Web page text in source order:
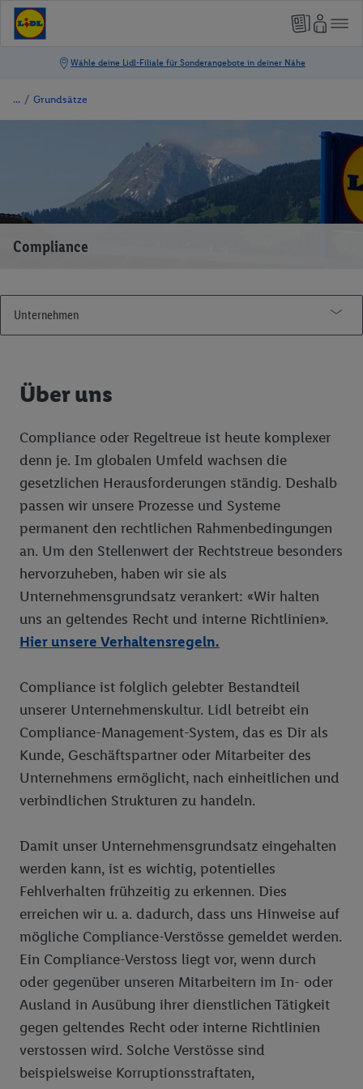
/ Grundsätze
Compliance
Unternehmen
Compliance
Datenschutz
Cookies
Datenschutzerklärung Social Media
WhatsApp Datenschutz
Informationssicherheit
Lidl-Gesamtarbeitsvertrag (GAV)
Serviceleistungen
Qualität
Eigenmarken
Frische Sortiment
Geschäftsleitung
Ansprechpartner für Mediaanfragen
Nachhaltigkeit
Newsletter abonnieren
Filialen & Öffnungszeiten
Filialfinder
Neueröffnungen
Werbeprospekte als PDF
Über uns
Compliance oder Regeltreue ist heute komplexer
denn je. Im globalen Umfeld wachsen die
gesetzlichen Herausforderungen ständig. Deshalb
passen wir unsere Prozesse und Systeme
permanent den rechtlichen Rahmenbedingungen
an. Um den Stellenwert der Rechtstreue besonders
hervorzuheben, haben wir sie als
Unternehmensgrundsatz verankert: «Wir halten
uns an geltendes Recht und interne Richtlinien».
Hier unsere Verhaltensregeln.
Compliance ist folglich gelebter Bestandteil
unserer Unternehmenskultur. Lidl betreibt ein
Compliance-Management-System, das es Dir als
Kunde, Geschäftspartner oder Mitarbeiter des
Unternehmens ermöglicht, nach einheitlichen und
verbindlichen Strukturen zu handeln.
Damit unser Unternehmensgrundsatz eingehalten
werden kann, ist es wichtig, potentielles
Fehlverhalten frühzeitig zu erkennen. Dies
erreichen wir u. a. dadurch, dass uns Hinweise auf
mögliche Compliance-Verstösse gemeldet werden.
Ein Compliance-Verstoss liegt vor, wenn durch
oder gegenüber unseren Mitarbeitern im In- oder
Ausland in Ausübung ihrer dienstlichen Tätigkeit
gegen geltendes Recht oder interne Richtlinien
verstossen wird. Solche Verstösse sind
beispielsweise Korruptionsstraftaten,